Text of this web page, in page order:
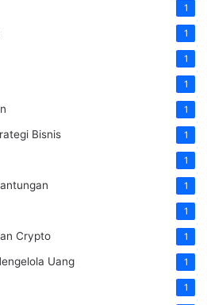
1
1
1
1
1
Bisnis 1
1
1
1
Crypto 1
Uang 1
1